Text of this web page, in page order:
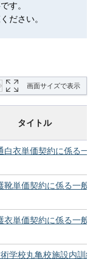
す。
ださい。
画面サイズで表示
タイトル
白衣単価契約に係る一
靴単価契約に係る一般
衣単価契約に係る一般
学校丸亀校施設内訓